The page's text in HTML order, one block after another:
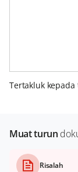
Tertakluk
Muat turun
Risalah